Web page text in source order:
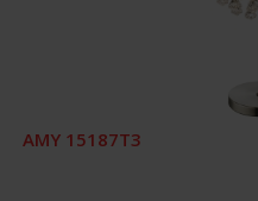
AMY 15187T3